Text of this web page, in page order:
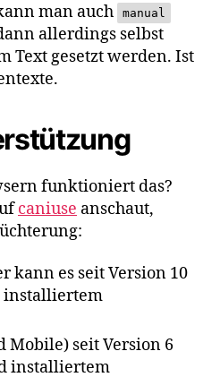
man auch manual
allerdings selbst
Text gesetzt werden. Ist
funktioniert das?
caniuse anschaut,
kann es seit Version 10
installiertem
Mobile) seit Version 6
installiertem